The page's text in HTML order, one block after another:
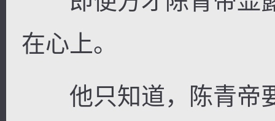
在心上。
他只知道，陈青帝